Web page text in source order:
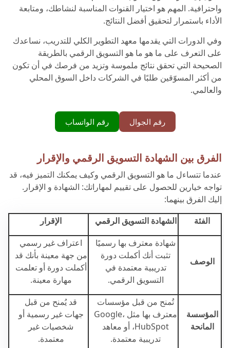
واحترافية. المهم هو اختيار القنوات المناسبة لنشاطك، ومتابعة
الأداء باستمرار لتحقيق أفضل النتائج.
وفي الدورات التي يقدمها معهد التطوير الكلي للتدريب، نساعدك
على التعرف على ما هو ما هو التسويق الرقمي بالطريقة
الصحيحة التي تحقق نتائج ملموسة وتزيد من فرصك في أن تكون
من أكثر المسوّقين طلبًا في الشركات داخل السوق المحلي
والعالمي.
رقم الجوال رقم الواتساب
الفرق بين الشهادة التسويق الرقمي والإقرار
عندما تتساءل ما هو التسويق الرقمي وكيف يمكنك التميز فيه، قد
تواجه خيارين للحصول على تقييم لمهاراتك: الشهادة و الإقرار.
إليك الفرق بينهما:
الفئة
الشهادة التسويق الرقمي الإقرار
الوصف
شهادة معترف بها رسميًا
تثبت أنك أكملت دورة
تدريبية معتمدة في
التسويق الرقمي.
اعتراف غير رسمي
من جهة معينة بأنك قد
أكملت دورة أو تعلمت
مهارة معينة.
المؤسسة
المانحة
تُمنح من قبل مؤسسات
معترف بها مثل Google،
HubSpot، أو معاهد
تدريبية معتمدة.
قد يُمنح من قبل
جهات غير رسمية أو
شخصيات غير
معتمدة.